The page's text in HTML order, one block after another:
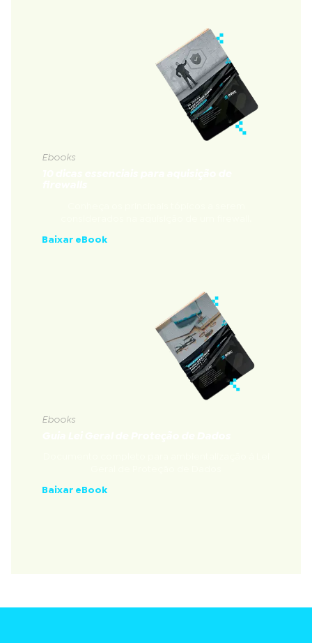
Ebooks
Baixar eBook
Ebooks
Baixar eBook